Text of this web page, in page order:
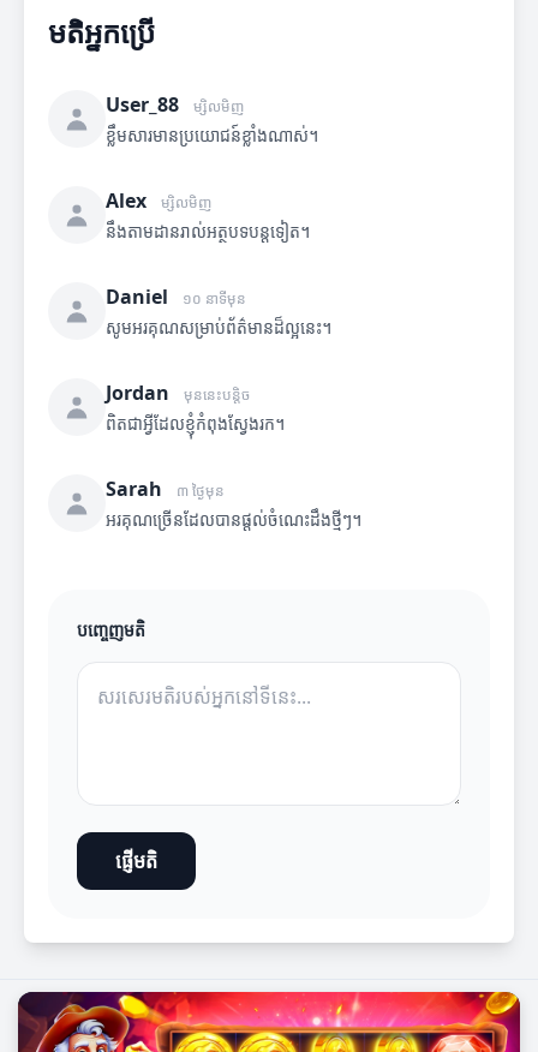
មតិអ្នកប្រើ
User_88 ម្សិលមិញ
ខ្លឹមសារមានប្រយោជន៍ខ្លាំងណាស់។
Alex ម្សិលមិញ
នឹងតាមដានរាល់អត្ថបទបន្តទៀត។
Daniel ១០ នាទីមុន
សូមអរគុណសម្រាប់ព័ត៌មានដ៏ល្អនេះ។
Jordan មុននេះបន្តិច
ពិតជាអ្វីដែលខ្ញុំកំពុងស្វែងរក។
Sarah ៣ ថ្ងៃមុន
អរគុណច្រើនដែលបានផ្តល់ចំណេះដឹងថ្មីៗ។
បញ្ចេញមតិ
ផ្ញើមតិ